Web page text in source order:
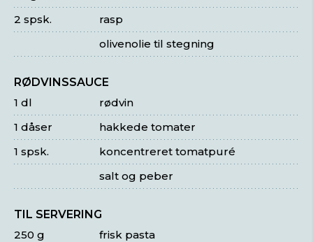
rasp
2 spsk.
olivenolie til stegning
RØDVINSSAUCE
rødvin
1 dl
hakkede tomater
1 dåser
koncentreret tomatpuré
1 spsk.
salt og peber
TIL SERVERING
frisk pasta
250 g